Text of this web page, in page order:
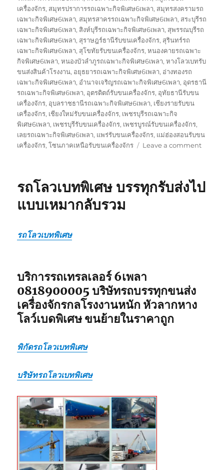
เครื่องจักร, สมุทรปราการรถเฉพาะกิจพิเศษ6เพลา, สมุทรสงครามรถ
เฉพาะกิจพิเศษ6เพลา, สมุทรสาครรถเฉพาะกิจพิเศษ6เพลา, สระบุรีรถ
เฉพาะกิจพิเศษ6เพลา, สิงห์บุรีรถเฉพาะกิจพิเศษ6เพลา, สุพรรณบุรีรถ
เฉพาะกิจพิเศษ6เพลา, สุราษฎร์ธานีรับขนเครื่องจักร, สุรินทร์รถ
เฉพาะกิจพิเศษ6เพลา, สุโขทัยรับขนเครื่องจักร,หนองคายรถเฉพาะ
กิจพิเศษ6เพลา,หนองบัวลำภูรถเฉพาะกิจพิเศษ6เพลา,หางโลวเบทรับ
ขนส่งสินค้าโรงงาน, อยุธยารถเฉพาะกิจพิเศษ6เพลา, อ่างทองรถ
เฉพาะกิจพิเศษ6เพลา, อำนาจเจริญรถเฉพาะกิจพิเศษ6เพลา, อุดรธานี
รถเฉพาะกิจพิเศษ6เพลา, อุตรดิตถ์รับขนเครื่องจักร, อุทัยธานีรับขน
เครื่องจักร, อุบลราชธานีรถเฉพาะกิจพิเศษ6เพลา, เชียงรายรับขน
เครื่องจักร, เชียงใหม่รับขนเครื่องจักร, เพชรบุรีรถเฉพาะกิจ
พิเศษ6เพลา, เพชรบุรีรับขนเครื่องจักร, เพชรบูรณ์รับขนเครื่องจักร,
เลยรถเฉพาะกิจพิเศษ6เพลา, แพร่รับขนเครื่องจักร, แม่ฮ่องสอนรับขน
เครื่องจักร,โซนภาคเหนือรับขนเครื่องจักร Leave a commenton
รถโลวเบทพิเศษ บรรทุกรับส่งไป
แบบเหมากลับรวม
รถโลวเบทพิเศษ
บริการรถเทรลเลอร์ 6เพลา
0818900005 บริษัทรถบรรทุกขนส่ง
เครื่องจักรกลโรงงานหนัก หัวลากหาง
โลว์เบดพิเศษ ขนย้ายในราคาถูก
พิกัดรถโลวเบทพิเศษ
บริษัทรถโลวเบทพิเศษ